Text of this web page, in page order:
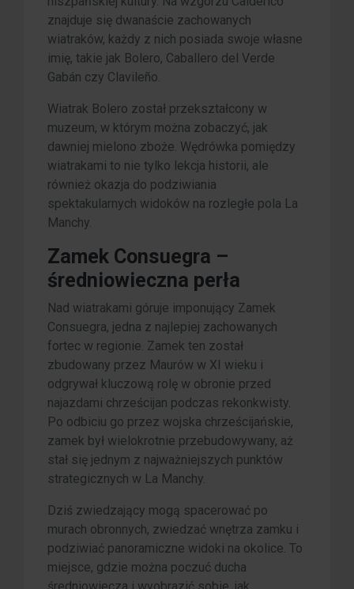
znajduje się dwanaście zachowanych
wiatraków, każdy z nich posiada swoje własne
imię, takie jak Bolero, Caballero del Verde
Gabán czy Clavileño.
Wiatrak Bolero został przekształcony w
muzeum, w którym można zobaczyć, jak
dawniej mielono zboże. Wędrówka pomiędzy
wiatrakami to nie tylko lekcja historii, ale
również okazja do podziwiania
spektakularnych widoków na rozległe pola La
Manchy.
Zamek Consuegra –
średniowieczna perła
Nad wiatrakami góruje imponujący Zamek
Consuegra, jedna z najlepiej zachowanych
fortec w regionie. Zamek ten został
zbudowany przez Maurów w XI wieku i
odgrywał kluczową rolę w obronie przed
najazdami chrześcijan podczas rekonkwisty.
Po odbiciu go przez wojska chrześcijańskie,
zamek był wielokrotnie przebudowywany, aż
stał się jednym z najważniejszych punktów
strategicznych w La Manchy.
Dziś zwiedzający mogą spacerować po
murach obronnych, zwiedzać wnętrza zamku i
podziwiać panoramiczne widoki na okolice. To
miejsce, gdzie można poczuć ducha